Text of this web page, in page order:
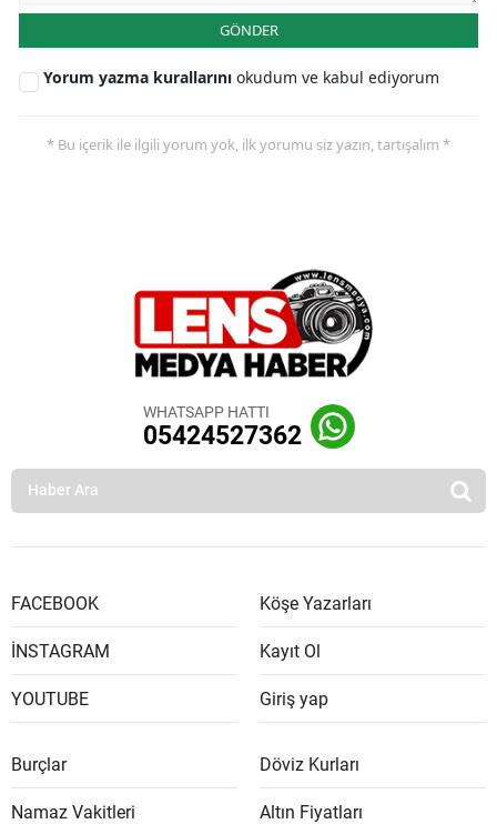
GÖNDER
Yorum yazma kurallarını okudum ve kabul ediyorum
* Bu içerik ile ilgili yorum yok, ilk yorumu siz yazın, tartışalım *
WHATSAPP HATTI
05424527362
FACEBOOK
İNSTAGRAM
YOUTUBE
Köşe Yazarları
Kayıt Ol
Giriş yap
Burçlar
Namaz Vakitleri
Döviz Kurları
Altın Fiyatları